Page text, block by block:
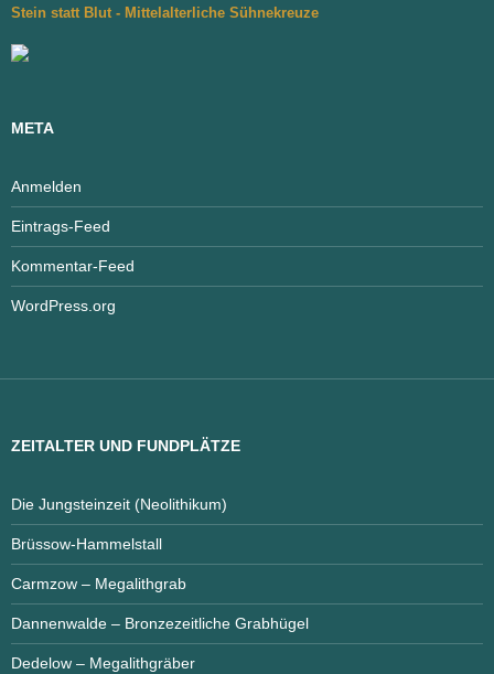
Stein statt Blut - Mittelalterliche Sühnekreuze
META
Anmelden
Eintrags-Feed
Kommentar-Feed
WordPress.org
ZEITALTER UND FUNDPLÄTZE
Die Jungsteinzeit (Neolithikum)
Brüssow-Hammelstall
Carmzow – Megalithgrab
Dannenwalde – Bronzezeitliche Grabhügel
Dedelow – Megalithgräber